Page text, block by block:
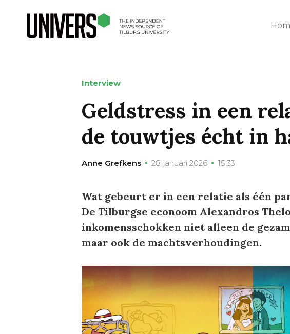
Interview
Geldstress in een
de touwtjes écht in
Anne Grefkens 28 januari 2026 15:33
Wat gebeurt er in een relatie als één
De Tilburgse econoom Alexandros
inkomensschokken niet alleen de
maar ook de machtsverhoudingen.